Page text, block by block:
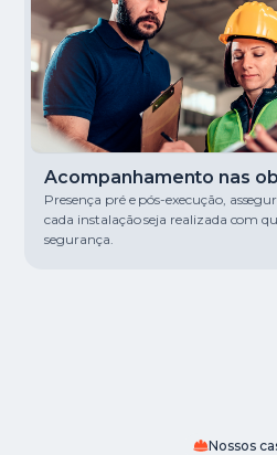
Acompanhamento nas
Presença pré e pós-execução,
cada instalação seja realizada com
segurança.
Nossos